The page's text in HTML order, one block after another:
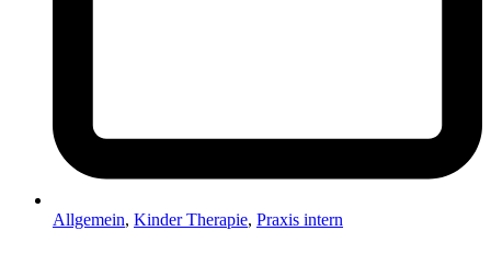
Allgemein, Kinder Therapie, Praxis intern